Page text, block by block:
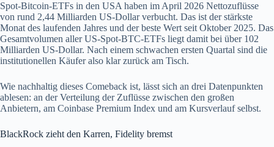
Spot-Bitcoin-ETFs in den USA haben im April 2026 Nettozuflüsse
von rund 2,44 Milliarden US-Dollar verbucht. Das ist der stärkste
Monat des laufenden Jahres und der beste Wert seit Oktober 2025. Das
Gesamtvolumen aller US-Spot-BTC-ETFs liegt damit bei über 102
Milliarden US-Dollar. Nach einem schwachen ersten Quartal sind die
institutionellen Käufer also klar zurück am Tisch.
Wie nachhaltig dieses Comeback ist, lässt sich an drei Datenpunkten
ablesen: an der Verteilung der Zuflüsse zwischen den großen
Anbietern, am Coinbase Premium Index und am Kursverlauf selbst.
BlackRock zieht den Karren, Fidelity bremst